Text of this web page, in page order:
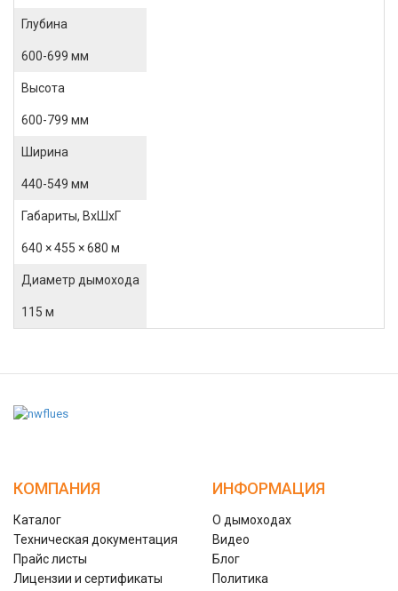
Глубина
600-699 мм
Высота
600-799 мм
Ширина
440-549 мм
Габариты, ВхШхГ
640 × 455 × 680 м
Диаметр дымохода
115 м
КОМПАНИЯ
Каталог
Техническая документация
Прайс листы
Лицензии и сертификаты
ИНФОРМАЦИЯ
О дымоходах
Видео
Блог
Политика